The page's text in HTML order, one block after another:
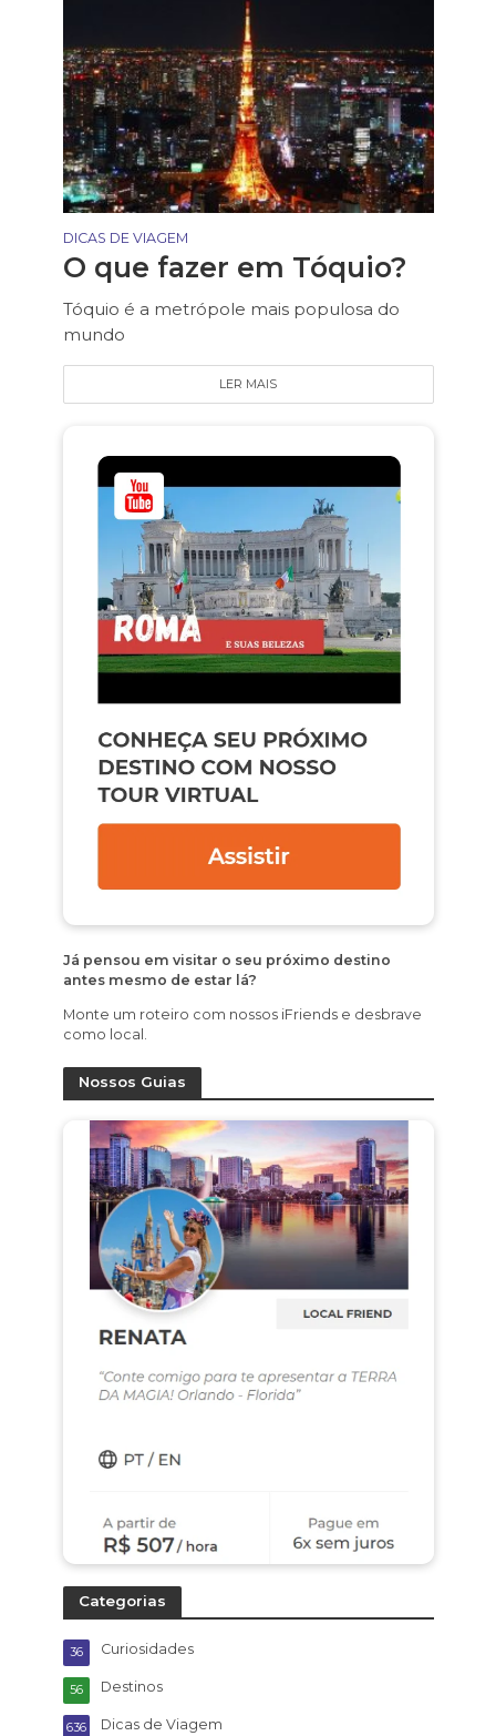
DICAS DE VIAGEM
O que fazer em Tóquio?
Tóquio é a metrópole mais populosa do
mundo
LER MAIS
Já pensou em visitar o seu próximo destino
antes mesmo de estar lá?
Monte um roteiro com nossos iFriends e desbrave
como local.
Nossos Guias
Categorias
Curiosidades
36
Destinos
56
Dicas de Viagem
636